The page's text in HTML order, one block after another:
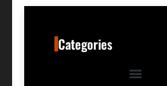
Categories